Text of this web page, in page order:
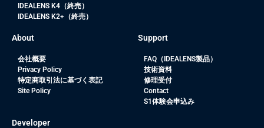
IDEALENS K4（終売）
IDEALENS K2+（終売）
About
会社概要
Privacy Policy
特定商取引法に基づく表記
Site Policy
Support
FAQ（IDEALENS製品）
技術資料
修理受付
Contact
S1体験会申込み
Developer